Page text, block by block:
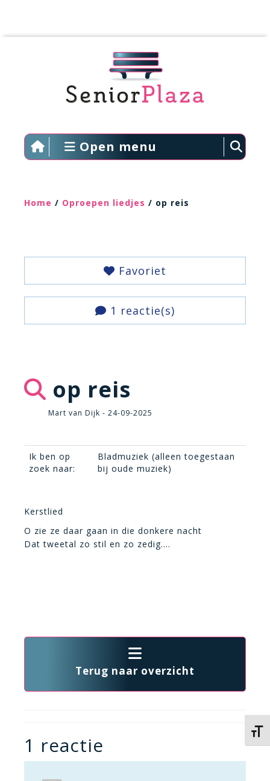
Open menu
Home / Oproepen liedjes / op reis
Favoriet
1 reactie(s)
op reis
Mart van Dijk - 24-09-2025
Ik ben op
zoek naar:
Bladmuziek (alleen toegestaan
bij oude muziek)
Kerstlied
O zie ze daar gaan in die donkere nacht
Dat tweetal zo stil en zo zedig….
Terug naar overzicht
1 reactie